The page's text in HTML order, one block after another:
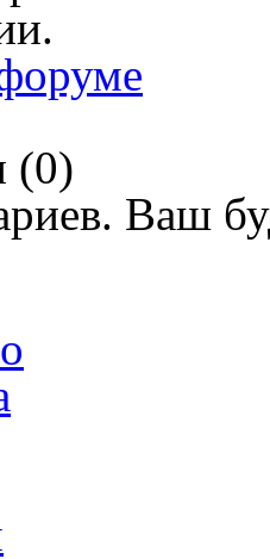
(0)
Ваш